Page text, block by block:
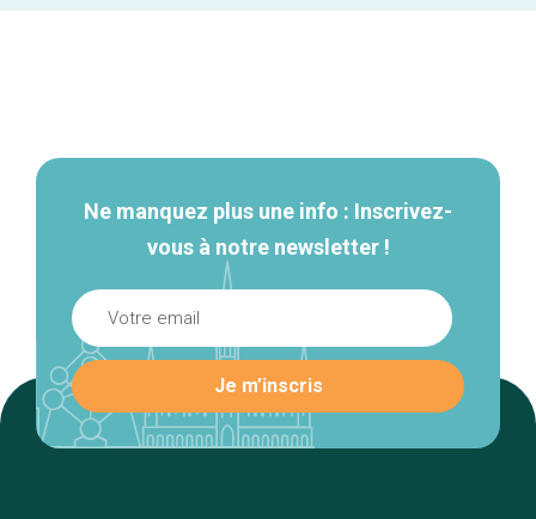
Ne manquez plus une info : Inscrivez-
vous à notre newsletter !